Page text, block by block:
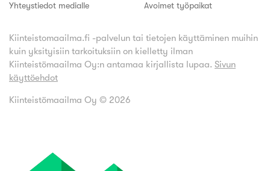
Yhteystiedot medialle Avoimet työpaikat
Kiinteistomaailma.fi -palvelun tai tietojen käyttäminen muihin
kuin yksityisiin tarkoituksiin on kielletty ilman
Kiinteistömaailma Oy:n antamaa kirjallista lupaa. Sivun
käyttöehdot
Kiinteistömaailma Oy © 2026